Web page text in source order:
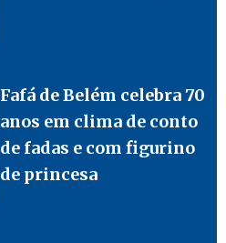
Fafá de Belém celebra 70
anos em clima de conto
de fadas e com figurino
de princesa